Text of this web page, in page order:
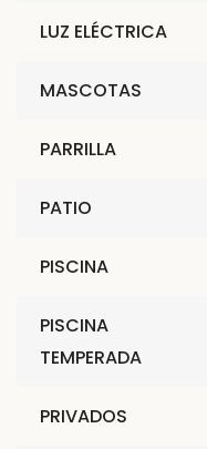
LUZ ELÉCTRICA
MASCOTAS
PARRILLA
PATIO
PISCINA
PISCINA
TEMPERADA
PRIVADOS